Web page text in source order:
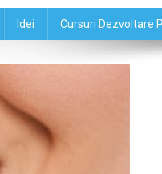
Idei Cursuri Dezvoltare